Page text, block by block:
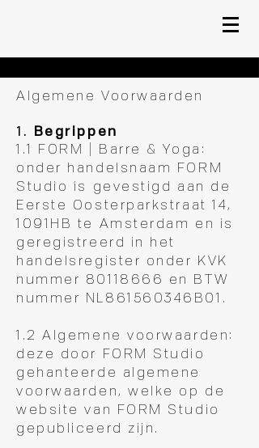
Algemene Voorwaarden
1. Begrippen
1.1 FORM | Barre & Yoga:
onder handelsnaam FORM
Studio is gevestigd aan de
Eerste Oosterparkstraat 14,
1091HB te Amsterdam en is
geregistreerd in het
handelsregister onder KVK
nummer 80118666 en BTW
nummer NL861560346B01.
1.2 Algemene voorwaarden:
deze door FORM Studio
gehanteerde algemene
voorwaarden, welke op de
website van FORM Studio
gepubliceerd zijn.